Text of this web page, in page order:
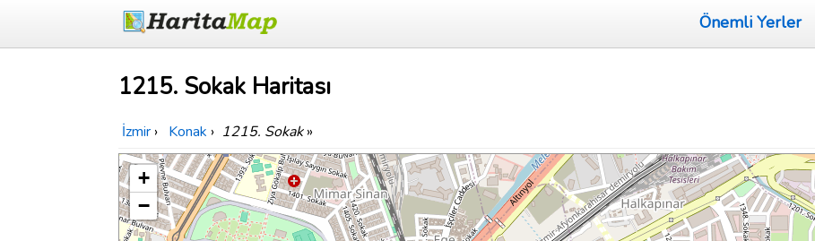
Önemli Yerler
1215. Sokak Haritası
İzmir › Konak › 1215. Sokak»
+
−